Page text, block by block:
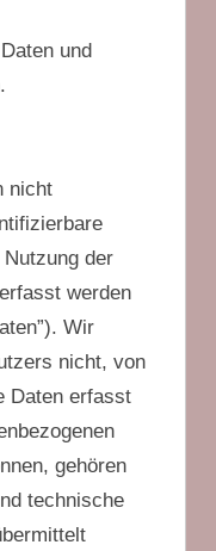
und
nicht
der
werden
Wir
nicht, von
Daten erfasst
gehören
technische